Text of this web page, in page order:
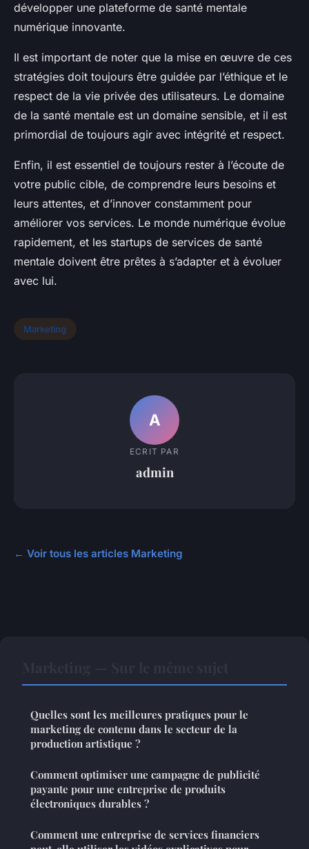
développer une plateforme de santé mentale
numérique innovante.
Il est important de noter que la mise en œuvre de ces
stratégies doit toujours être guidée par l’éthique et le
respect de la vie privée des utilisateurs. Le domaine
de la santé mentale est un domaine sensible, et il est
primordial de toujours agir avec intégrité et respect.
Enfin, il est essentiel de toujours rester à l’écoute de
votre public cible, de comprendre leurs besoins et
leurs attentes, et d’innover constamment pour
améliorer vos services. Le monde numérique évolue
rapidement, et les startups de services de santé
mentale doivent être prêtes à s’adapter et à évoluer
avec lui.
Marketing
A
ECRIT PAR
admin
← Voir tous les articles Marketing
Quelles sont les meilleures pratiques pour le
marketing de contenu dans le secteur de la
production artistique ?
Comment optimiser une campagne de publicité
payante pour une entreprise de produits
électroniques durables ?
Comment une entreprise de services financiers